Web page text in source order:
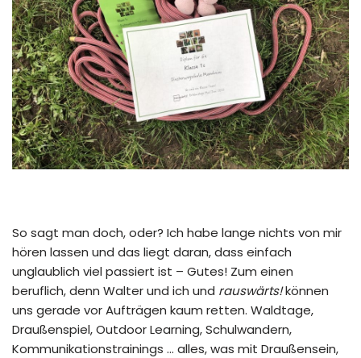
So sagt man doch, oder? Ich habe lange nichts von mir
hören lassen und das liegt daran, dass einfach
unglaublich viel passiert ist – Gutes! Zum einen
beruflich, denn Walter und ich und rauswärts!können
uns gerade vor Aufträgen kaum retten. Waldtage,
Draußenspiel, Outdoor Learning, Schulwandern,
Kommunikationstrainings … alles, was mit Draußensein,